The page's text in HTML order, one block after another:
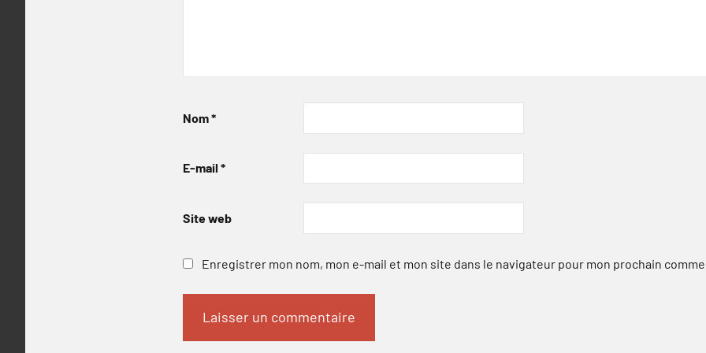
Nom*
E-mail *
Site web
Enregistrer mon nom, mon e-mail et mon site dans le navigateur pour mon prochain